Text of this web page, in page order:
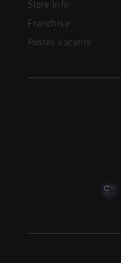
Store Info
Franchise
Postes vacants